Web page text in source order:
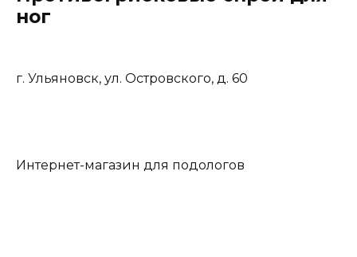
ног
г. Ульяновск, ул. Островского, д. 60
Интернет-магазин для подологов